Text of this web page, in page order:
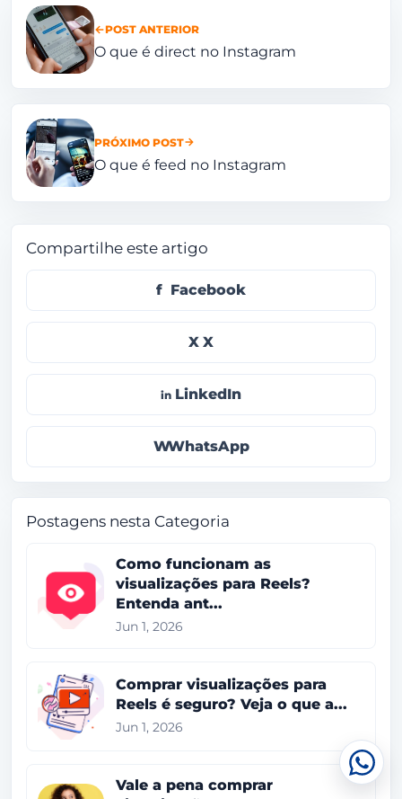
POST ANTERIOR
O que é direct no Instagram
PRÓXIMO POST
O que é feed no Instagram
Compartilhe este artigo
Facebook
X
LinkedIn
WhatsApp
Postagens nesta Categoria
Como funcionam as
visualizações para Reels?
Entenda ant...
Jun 1, 2026
Comprar visualizações para
Reels é seguro? Veja o que a...
Jun 1, 2026
Vale a pena comprar